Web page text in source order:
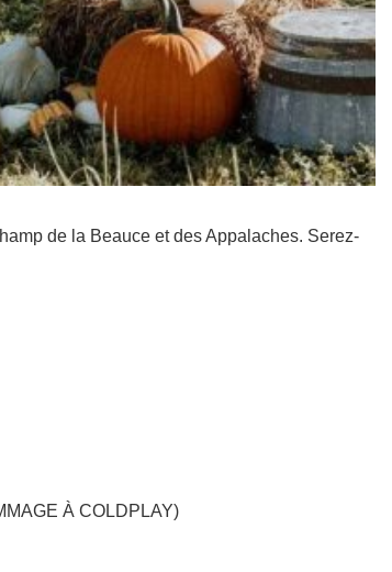
de la Beauce et des Appalaches. Serez-
À COLDPLAY)